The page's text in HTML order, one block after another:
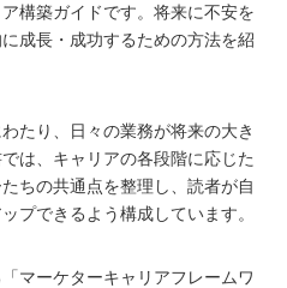
構築ガイドです。将来に不安を
成長・成功するための方法を紹
たり、日々の業務が将来の大き
は、キャリアの各段階に応じた
ちの共通点を整理し、読者が自
プできるよう構成しています。
マーケターキャリアフレームワ